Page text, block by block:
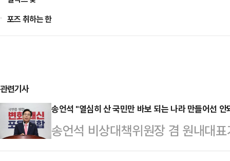
포즈 취하는 한
관련기사
송언석 "열심히 산 국민만 바보 되는 나라 만들어선 안
송언석 비상대책위원장 겸 원내대
를 만들어서는 안됩니다"며 이번